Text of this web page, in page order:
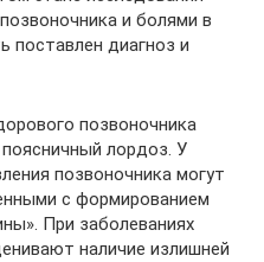
и болями в
поставлен диагноз и
позвоночника
лордоз. У
позвоночника могут
с формированием
При заболеваниях
наличие излишней